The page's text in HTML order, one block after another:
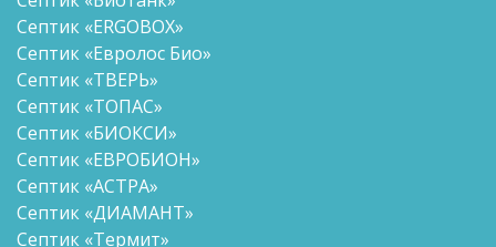
Септик «ERGOBOX»
Септик «Евролос Био»
Септик «ТВЕРЬ»
Септик «ТОПАС»
Септик «БИОКСИ»
Септик «ЕВРОБИОН»
Септик «АСТРА»
Септик «ДИАМАНТ»
Септик «Термит»